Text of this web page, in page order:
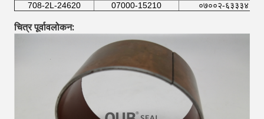
708-2L-24620
07000-15210 ०७००२-६३३३४
चित्र पूर्वावलोकन: